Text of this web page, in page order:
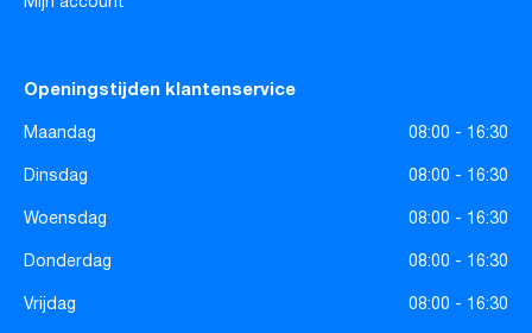
Openingstijden klantenservice
Maandag
08:00 - 16:30
Dinsdag
08:00 - 16:30
Woensdag
08:00 - 16:30
Donderdag
08:00 - 16:30
Vrijdag
08:00 - 16:30